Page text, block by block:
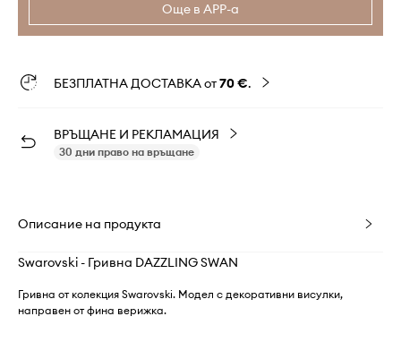
Още в APP-а
БЕЗПЛАТНА ДОСТАВКА от70 €.
ВРЪЩАНЕ И РЕКЛАМАЦИЯ
30 дни право на връщане
Описание на продукта
Swarovski - Гривна DAZZLING SWAN
Гривна от колекция Swarovski. Модел с декоративни висулки,
направен от фина верижка.